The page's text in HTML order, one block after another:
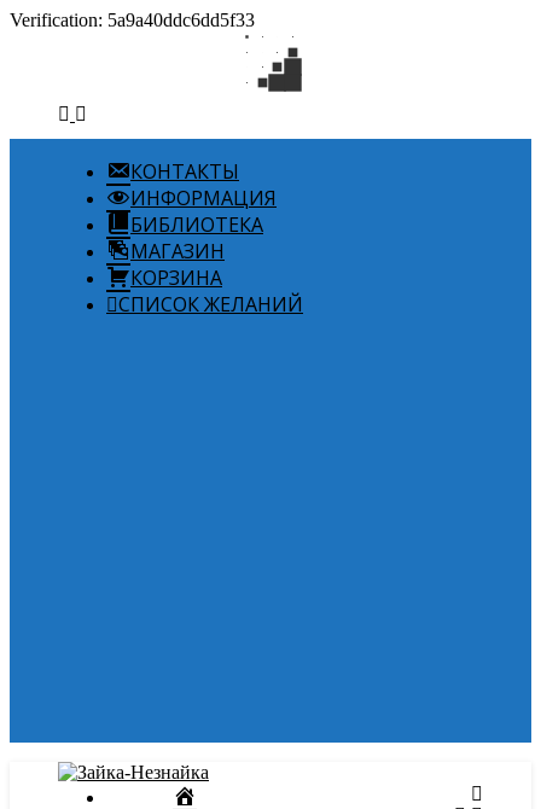
Verification: 5a9a40ddc6dd5f33
КОНТАКТЫ
ИНФОРМАЦИЯ
БИБЛИОТЕКА
МАГАЗИН
КОРЗИНА
СПИСОК ЖЕЛАНИЙ